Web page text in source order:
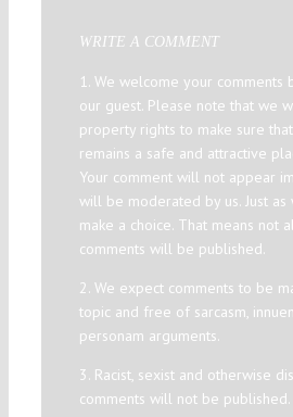
WRITE A COMMENT
1. We welcome your comments
our guest. Please note that we
property rights to make sure
remains a safe and attractive
Your comment will not appear
will be moderated by us. Just as
make a choice. That means not
comments will be published.
2. We expect comments to be
topic and free of sarcasm,
personam arguments.
3. Racist, sexist and otherwise
comments will not be published.